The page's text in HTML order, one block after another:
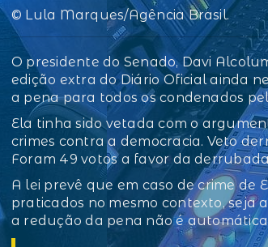
© Lula Marques/Agência Brasil.
O presidente do Senado, Davi
edição extra do Diário Oficial ainda
a pena para todos os condenados
Ela tinha sido vetada com o
crimes contra a democracia. Veto
Foram 49 votos a favor da
A lei prevê que em caso de crime de
praticados no mesmo contexto, seja
a redução da pena não é